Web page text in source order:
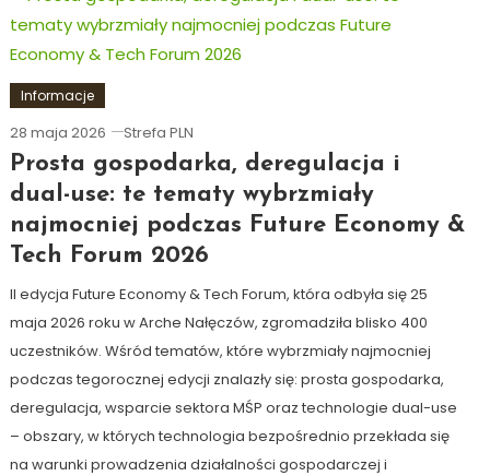
Informacje
28 maja 2026 Strefa PLN
Prosta gospodarka, deregulacja i
dual-use: te tematy wybrzmiały
najmocniej podczas Future Economy &
Tech Forum 2026
II edycja Future Economy & Tech Forum, która odbyła się 25
maja 2026 roku w Arche Nałęczów, zgromadziła blisko 400
uczestników. Wśród tematów, które wybrzmiały najmocniej
podczas tegorocznej edycji znalazły się: prosta gospodarka,
deregulacja, wsparcie sektora MŚP oraz technologie dual-use
– obszary, w których technologia bezpośrednio przekłada się
na warunki prowadzenia działalności gospodarczej i